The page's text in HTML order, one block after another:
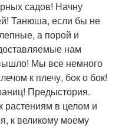
садов! Начну
Танюша, если бы не
а порой и
нам
Мы все немного
к плечу, бок о бок!
Предыстория.
в целом и
к великому моему